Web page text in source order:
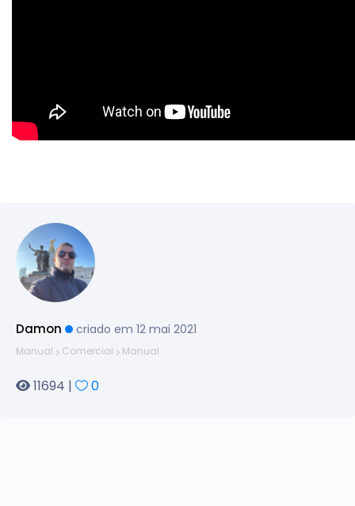
Damon criado em 12 mai 2021
Manual Comercial Manual
11694 | 0